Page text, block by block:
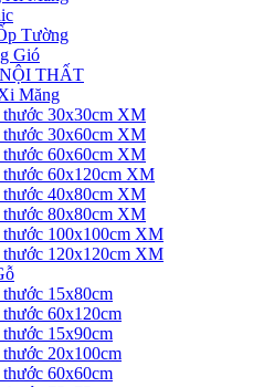
Tường
Gió
THẤT
Măng
30x30cm XM
30x60cm XM
60x60cm XM
60x120cm XM
40x80cm XM
80x80cm XM
100x100cm XM
120x120cm XM
15x80cm
60x120cm
15x90cm
20x100cm
60x60cm